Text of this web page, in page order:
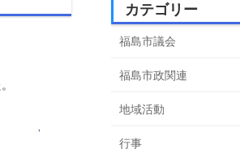
カテゴリー
福島市議会
福島市政関連
地域活動
行事